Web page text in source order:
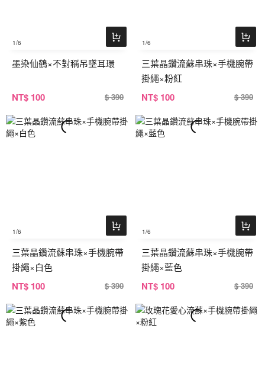
1/6
墨染仙鶴×不對稱吊墜耳環
NT$ 100 $ 390
1/6
三葉晶鑽流蘇串珠×手機腕帶
掛繩×粉紅
NT$ 100 $ 390
1/6
三葉晶鑽流蘇串珠×手機腕帶
掛繩×白色
NT$ 100 $ 390
1/6
三葉晶鑽流蘇串珠×手機腕帶
掛繩×藍色
NT$ 100 $ 390